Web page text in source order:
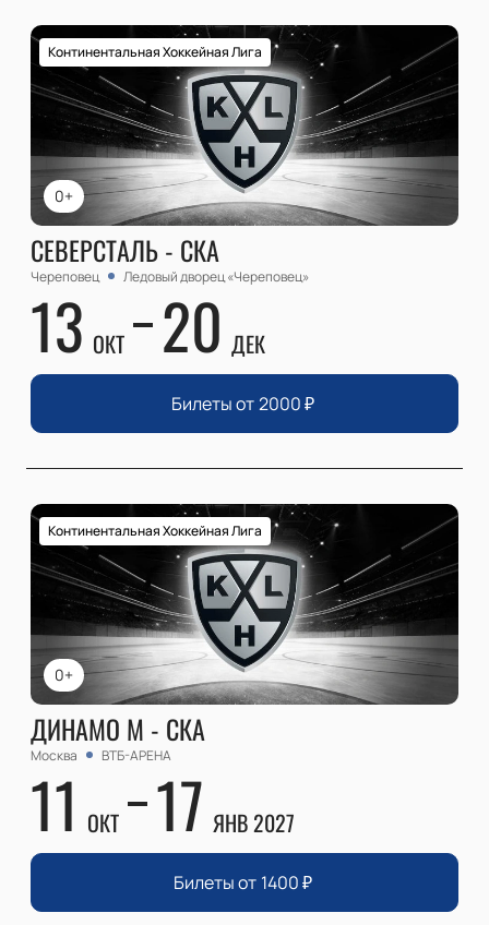
0+
Континентальная Хоккейная Лига
СЕВЕРСТАЛЬ - СКА
Череповец Ледовый дворец «Череповец»
13 ОКТ 20 ДЕК
Билеты от 2000₽
0+
Континентальная Хоккейная Лига
ДИНАМО М - СКА
Москва ВТБ-АРЕНА
11 ОКТ 17 ЯНВ 2027
Билеты от 1400₽